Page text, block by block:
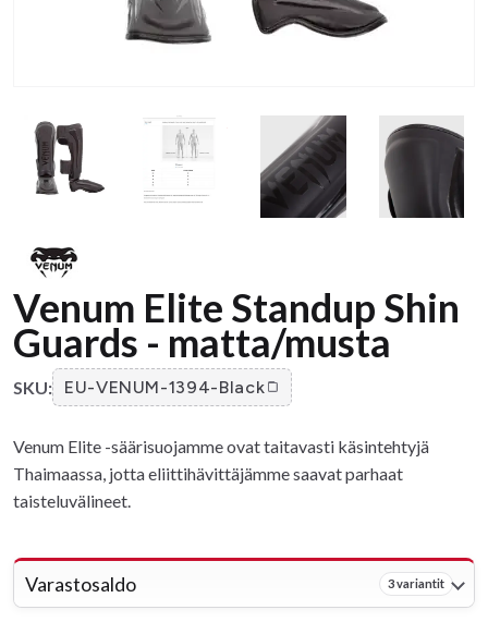
Venum Elite Standup Shin
Guards - matta/musta
SKU: EU-VENUM-1394-Black
Venum Elite -säärisuojamme ovat taitavasti käsintehtyjä
Thaimaassa, jotta eliittihävittäjämme saavat parhaat
taisteluvälineet.
Varastosaldo 3 variantit